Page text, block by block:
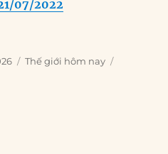
07/2022
Categories
Thế giới hôm nay